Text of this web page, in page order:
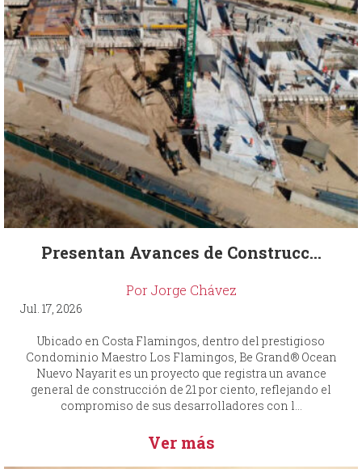
Presentan Avances de Construcc...
Por Jorge Chávez
Jul. 17, 2026
Ubicado en Costa Flamingos, dentro del prestigioso
Condominio Maestro Los Flamingos, Be Grand® Ocean
Nuevo Nayarit es un proyecto que registra un avance
general de construcción de 21 por ciento, reflejando el
compromiso de sus desarrolladores con l...
Ver más